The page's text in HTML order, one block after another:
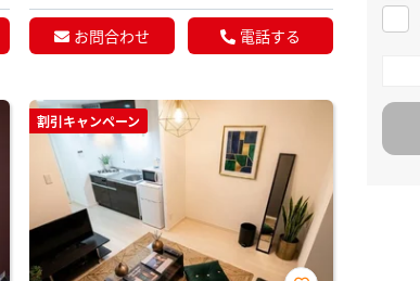
お問合わせ 電話する
割引キャンペーン